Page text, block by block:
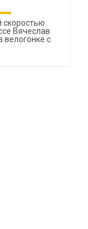
скоростью
Вячеслав
велогонке с